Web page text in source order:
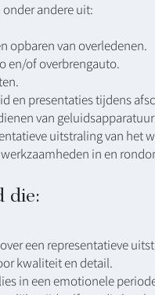
andere uit:
opbaren van overledenen.
en/of overbrengauto.
en presentaties tijdens
van
uitstraling van het
in en
die:
een representatieve
kwaliteit en detail.
in een emotionele